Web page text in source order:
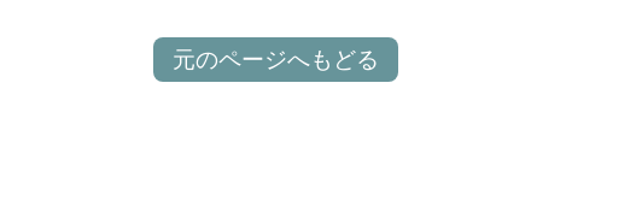
元のページへもどる